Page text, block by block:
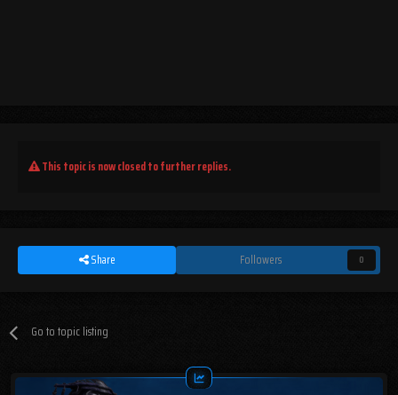
This topic is now closed to further replies.
Share Followers 0
Go to topic listing